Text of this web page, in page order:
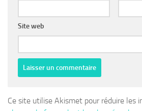
Site web
Ce site utilise Akismet pour réduire les